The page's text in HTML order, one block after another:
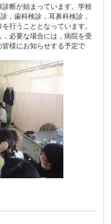
断が始まっています。学校
，歯科検診，耳鼻科検診，
行うこととなっています。
必要な場合には，病院を受
様にお知らせする予定で